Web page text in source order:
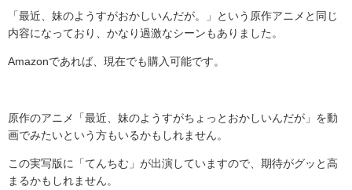
「最近、妹のようすがおかしいんだが。」という原作アニメと同じ
内容になっており、かなり過激なシーンもありました。
Amazonであれば、現在でも購入可能です。
原作のアニメ「最近、妹のようすがちょっとおかしいんだが」を動
画でみたいという方もいるかもしれません。
この実写版に「てんちむ」が出演していますので、期待がグッと高
まるかもしれません。